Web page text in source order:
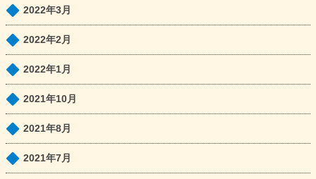
2022年3月
2022年2月
2022年1月
2021年10月
2021年8月
2021年7月